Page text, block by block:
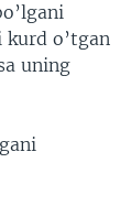
kurd o’tgan
uning